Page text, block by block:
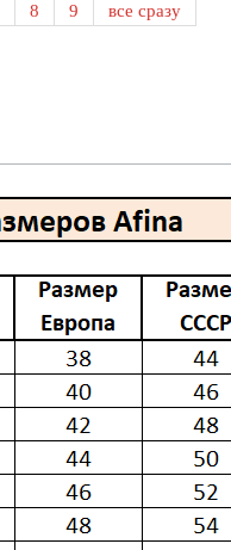
8 9
все сразу